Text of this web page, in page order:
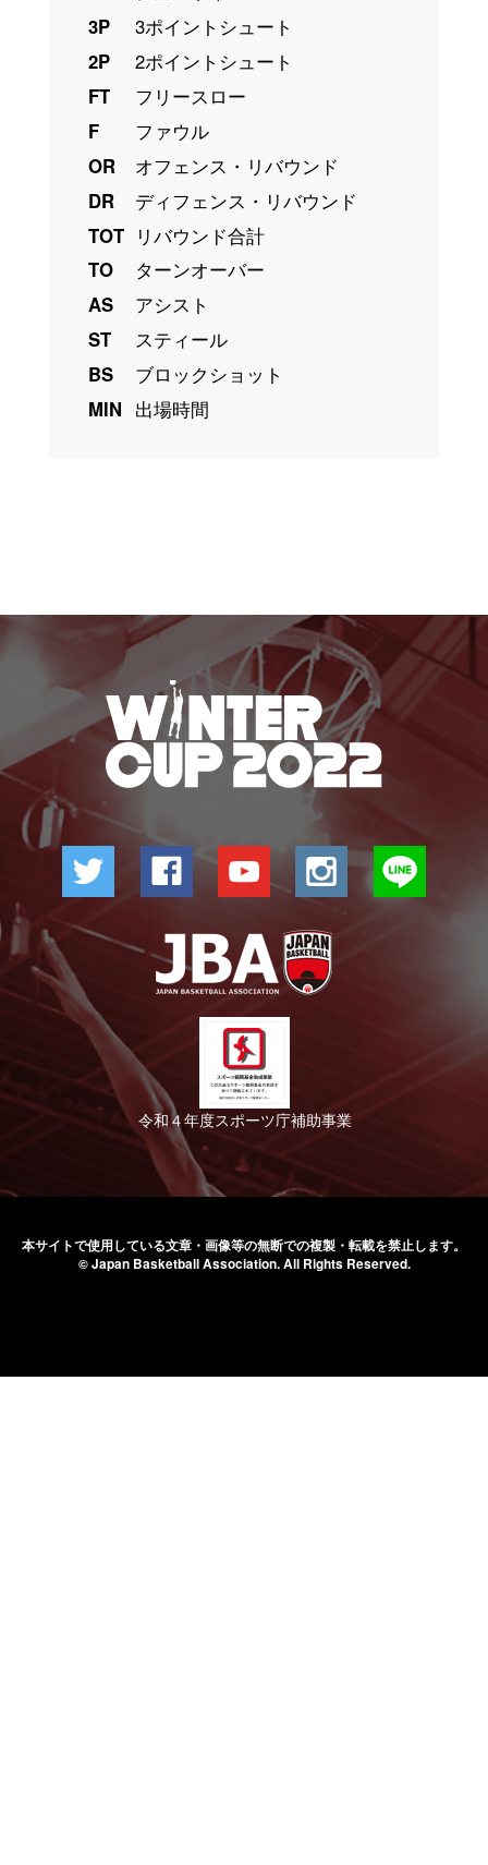
3P
3ポイントシュート
2P
2ポイントシュート
FT
フリースロー
F
ファウル
OR
オフェンス・リバウンド
DR
ディフェンス・リバウンド
TOT リバウンド合計
TO
ターンオーバー
AS
アシスト
ST
スティール
BS
ブロックショット
MIN 出場時間
令和４年度スポーツ庁補助事業
本サイトで使用している文章・画像等の無断での複製・転載を禁止します。
© Japan Basketball Association.All Rights Reserved.